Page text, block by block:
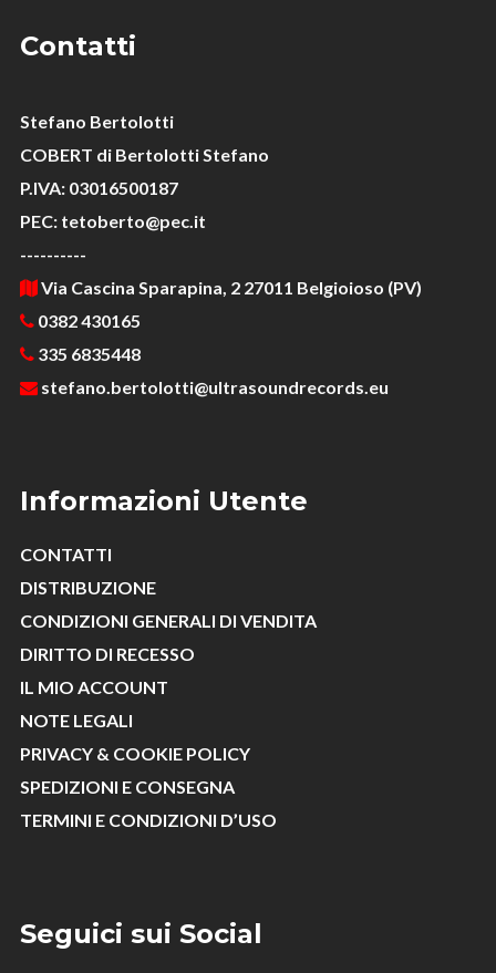
Contatti
Stefano Bertolotti
COBERT di Bertolotti Stefano
P.IVA: 03016500187
PEC: tetoberto@pec.it
----------
Via Cascina Sparapina, 2 27011 Belgioioso (PV)
0382 430165
335 6835448
stefano.bertolotti@ultrasoundrecords.eu
Informazioni Utente
CONTATTI
DISTRIBUZIONE
CONDIZIONI GENERALI DI VENDITA
DIRITTO DI RECESSO
IL MIO ACCOUNT
NOTE LEGALI
PRIVACY & COOKIE POLICY
SPEDIZIONI E CONSEGNA
TERMINI E CONDIZIONI D’USO
Seguici sui Social